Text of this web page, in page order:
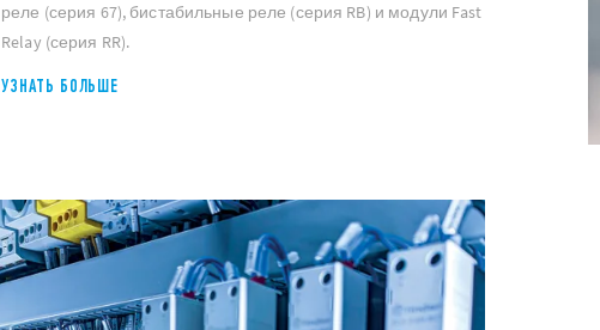
реле (серия 67), бистабильные реле (серия RB) и модули Fast
Relay (серия RR).
УЗНАТЬ БОЛЬШЕ